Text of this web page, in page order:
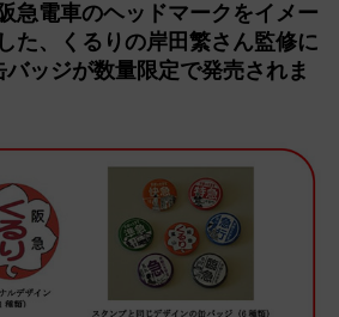
急電車のヘッドマークをイメー
た、くるりの岸田繁さん監修に
ッジが数量限定で発売されま